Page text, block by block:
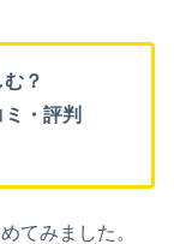
？
・評判
てみました。